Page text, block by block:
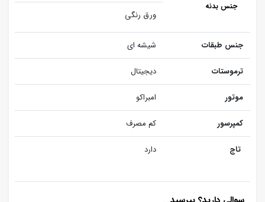
جنس بدنه
ورق رنگی
جنس طبقات شیشه ای
ترموستات دیجیتال
موتور امبراکو
کمپرسور کم مصرف
تاج دارد